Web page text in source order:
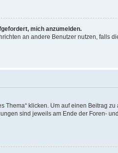
mich anzumelden.
an andere Benutzer nutzen, falls
klicken. Um auf einen Beitrag
sind jeweils am Ende der Foren-